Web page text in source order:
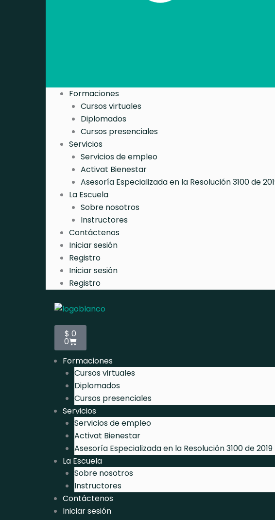
Formaciones
Cursos virtuales
Diplomados
Cursos presenciales
Servicios
Servicios de empleo
Activat Bienestar
Asesoría Especializada en la Resolución 3100 de
La Escuela
Sobre nosotros
Instructores
Contáctenos
Iniciar sesión
Registro
Iniciar sesión
Registro
$ 0
0
Carrito
Formaciones
Cursos virtuales
Diplomados
Cursos presenciales
Servicios
Servicios de empleo
Activat Bienestar
Asesoría Especializada en la Resolución 3100 de 2019
La Escuela
Sobre nosotros
Instructores
Contáctenos
Iniciar sesión